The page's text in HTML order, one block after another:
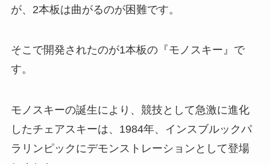
が、2本板は曲がるのが困難です。
そこで開発されたのが1本板の『モノスキー』で
す。
モノスキーの誕生により、競技として急激に進化
したチェアスキーは、1984年、インスブルックパ
ラリンピックにデモンストレーションとして登場